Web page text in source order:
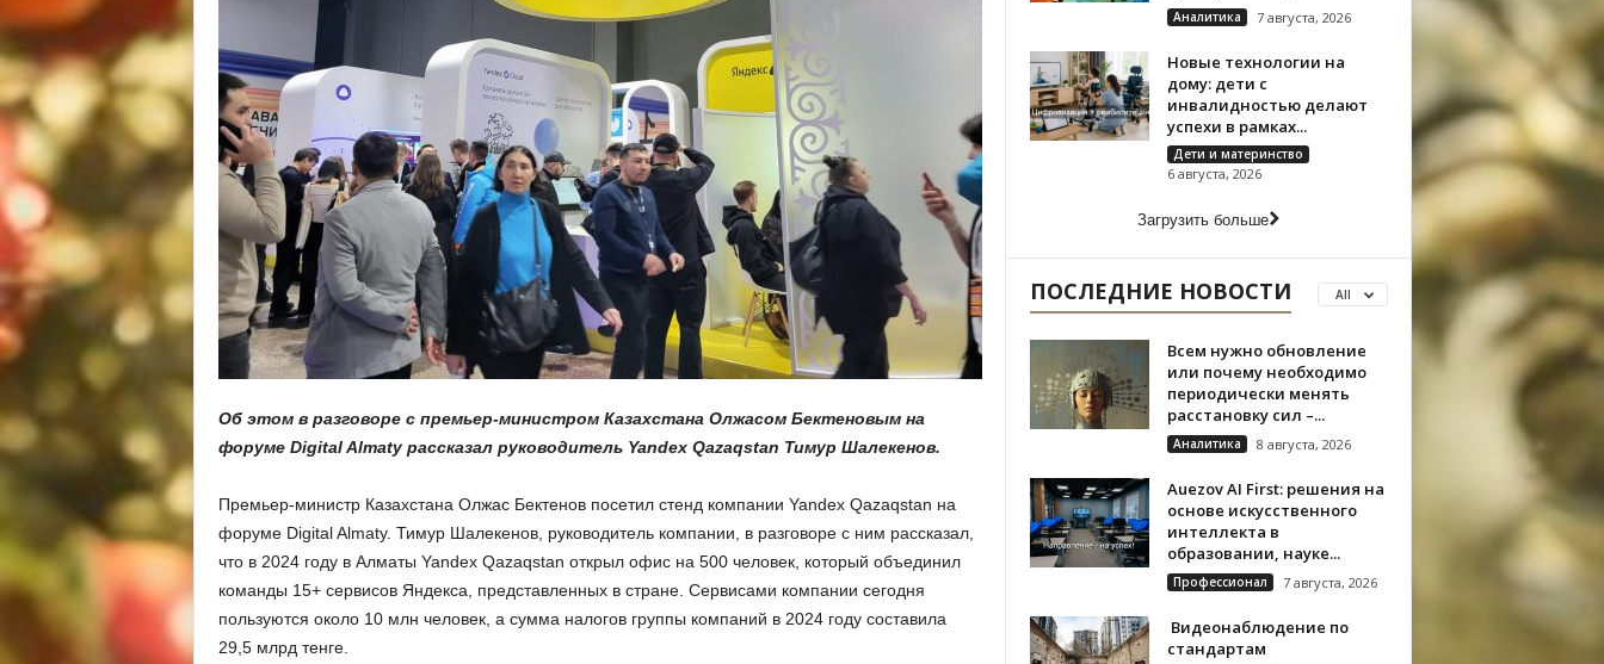
Об этом в разговоре с премьер-министром Казахстана Олжасом Бектеновым на
форуме Digital Almaty рассказал руководитель Yandex Qazaqstan Тимур Шалекенов.
Премьер-министр Казахстана Олжас Бектенов посетил стенд компании Yandex Qazaqstan на
форуме Digital Almaty. Тимур Шалекенов, руководитель компании, в разговоре с ним рассказал,
что в 2024 году в Алматы Yandex Qazaqstan открыл офис на 500 человек, который объединил
команды 15+ сервисов Яндекса, представленных в стране. Сервисами компании сегодня
пользуются около 10 млн человек, а сумма налогов группы компаний в 2024 году составила
29,5 млрд тенге.
Аналитика 7 августа, 2026
Новые технологии на
дому: дети с
инвалидностью делают
успехи в рамках...
Дети и материнство
6 августа, 2026
Загрузить больше
ПОСЛЕДНИЕ НОВОСТИ All
Всем нужно обновление
или почему необходимо
периодически менять
расстановку сил –...
Аналитика 8 августа, 2026
Auezov AI First: решения на
основе искусственного
интеллекта в
образовании, науке...
Профессионал 7 августа, 2026
Видеонаблюдение по
стандартам